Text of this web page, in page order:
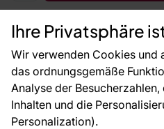
Ihre Privatsphäre
Wir verwenden Cookies und
das ordnungsgemäße
Analyse der
Inhalten und die
Personalization).